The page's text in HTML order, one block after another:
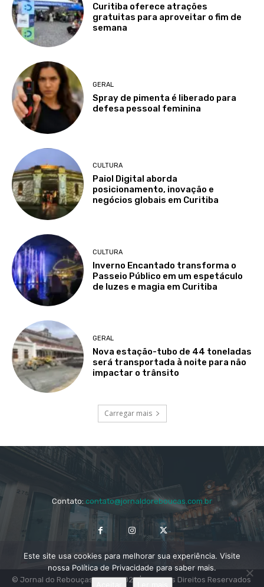
Curitiba oferece atrações
gratuitas para aproveitar o fim de
semana
GERAL
Spray de pimenta é liberado para
defesa pessoal feminina
CULTURA
Paiol Digital aborda
posicionamento, inovação e
negócios globais em Curitiba
CULTURA
Inverno Encantado transforma o
Passeio Público em um espetáculo
de luzes e magia em Curitiba
GERAL
Nova estação-tubo de 44 toneladas
será transportada à noite para não
impactar o trânsito
Carregar mais
Contato: contato@jornaldoreboucas.com.br
© Jornal do Rebouças 2014 - 2024 | Todos os Direitos Reservados
Este site usa cookies para melhorar sua experiência. Visite
nossa Política de Privacidade para saber mais.